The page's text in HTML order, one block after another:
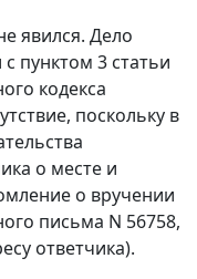
явился. Дело
с пунктом 3 статьи
кодекса
поскольку в
о месте и
о вручении
письма N 56758,
ответчика).